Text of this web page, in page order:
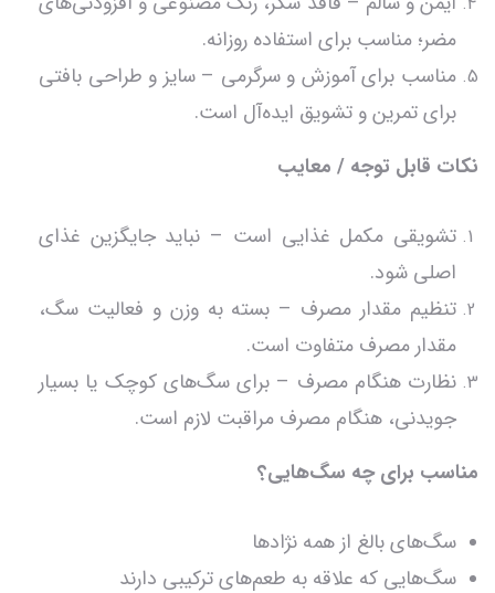
مضر؛ مناسب برای استفاده روزانه.
مناسب برای آموزش و سرگرمی – سایز و طراحی بافتی
برای تمرین و تشویق ایده‌آل است.
نکات قابل توجه / معایب
تشویقی مکمل غذایی است – نباید جایگزین غذای
اصلی شود.
تنظیم مقدار مصرف – بسته به وزن و فعالیت سگ،
مقدار مصرف متفاوت است.
نظارت هنگام مصرف – برای سگ‌های کوچک یا بسیار
جویدنی، هنگام مصرف مراقبت لازم است.
مناسب برای چه سگ‌هایی؟
سگ‌های بالغ از همه نژادها
سگ‌هایی که علاقه به طعم‌های ترکیبی دارند